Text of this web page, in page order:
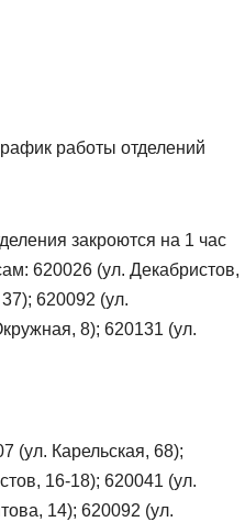
работы отделений
закроются на 1 час
620026 (ул. Декабристов,
620092 (ул.
8); 620131 (ул.
(ул. Карельская, 68);
16-18); 620041 (ул.
14); 620092 (ул.